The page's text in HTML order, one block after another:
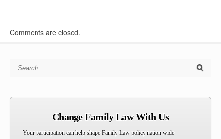
Comments are closed.
Search for:
Change Family Law With Us
Your participation can help shape Family Law policy nation wide.